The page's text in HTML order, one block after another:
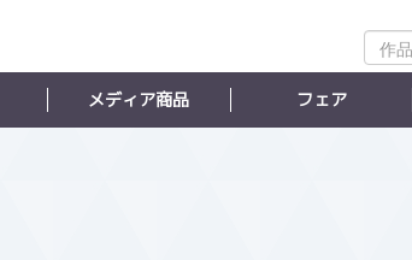
作
品
メディア商品 フェア